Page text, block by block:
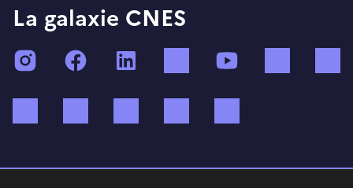
La galaxie CNES
InstagramFacebook TikTok